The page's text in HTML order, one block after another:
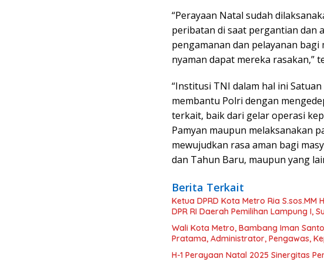
“Perayaan Natal sudah
peribatan di saat pergantian dan
pengamanan dan pelayanan bagi
nyaman dapat mereka rasakan,”
“Institusi TNI dalam hal ini
membantu Polri dengan
terkait, baik dari gelar operasi
Pamyan maupun melaksanakan
mewujudkan rasa aman bagi
dan Tahun Baru, maupun yang
Berita Terkait
Ketua DPRD Kota Metro Ria
DPR RI Daerah Pemilihan Lampung I,
Wali Kota Metro, Bambang Iman
Pratama, Administrator, Pengawas,
H-1 Perayaan Natal 2025 Sinergitas